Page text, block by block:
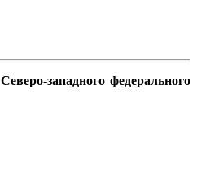
Северо-западного федерального